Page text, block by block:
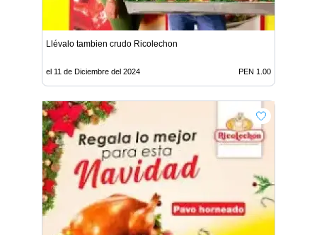
Llévalo tambien crudo Ricolechon
el 11 de Diciembre del 2024 PEN 1.00